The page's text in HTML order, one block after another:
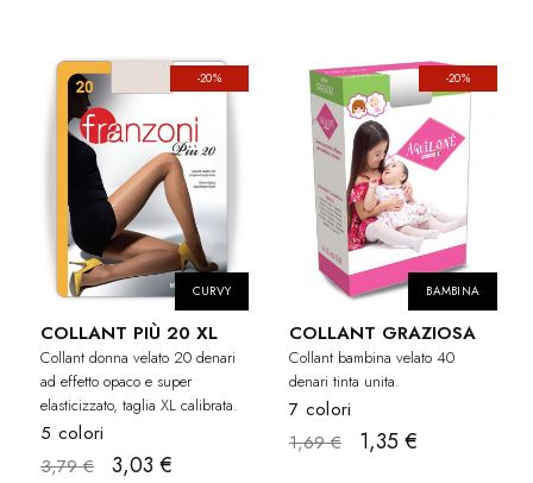
-20%
CURVY
COLLANT PIÙ 20 XL
Collant donna velato 20 denari
ad effetto opaco e super
elasticizzato, taglia XL calibrata.
5 colori
3,79 €
3,03 €
-20%
BAMBINA
COLLANT GRAZIOSA
Collant bambina velato 40
denari tinta unita.
7 colori
1,69 €
1,35 €